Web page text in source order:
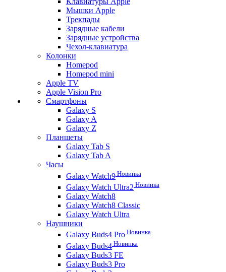
Мышки Apple
Трекпады
Зарядные кабели
Зарядные устройства
Чехол-клавиатура
Колонки
Homepod
Homepod mini
Apple TV
Apple Vision Pro
Смартфоны
Galaxy S
Galaxy A
Galaxy Z
Планшеты
Galaxy Tab S
Galaxy Tab A
Часы
Galaxy Watch9 Новинка
Galaxy Watch Ultra2 Новинка
Galaxy Watch8
Galaxy Watch8 Classic
Galaxy Watch Ultra
Наушники
Galaxy Buds4 Pro Новинка
Galaxy Buds4 Новинка
Galaxy Buds3 FE
Galaxy Buds3 Pro